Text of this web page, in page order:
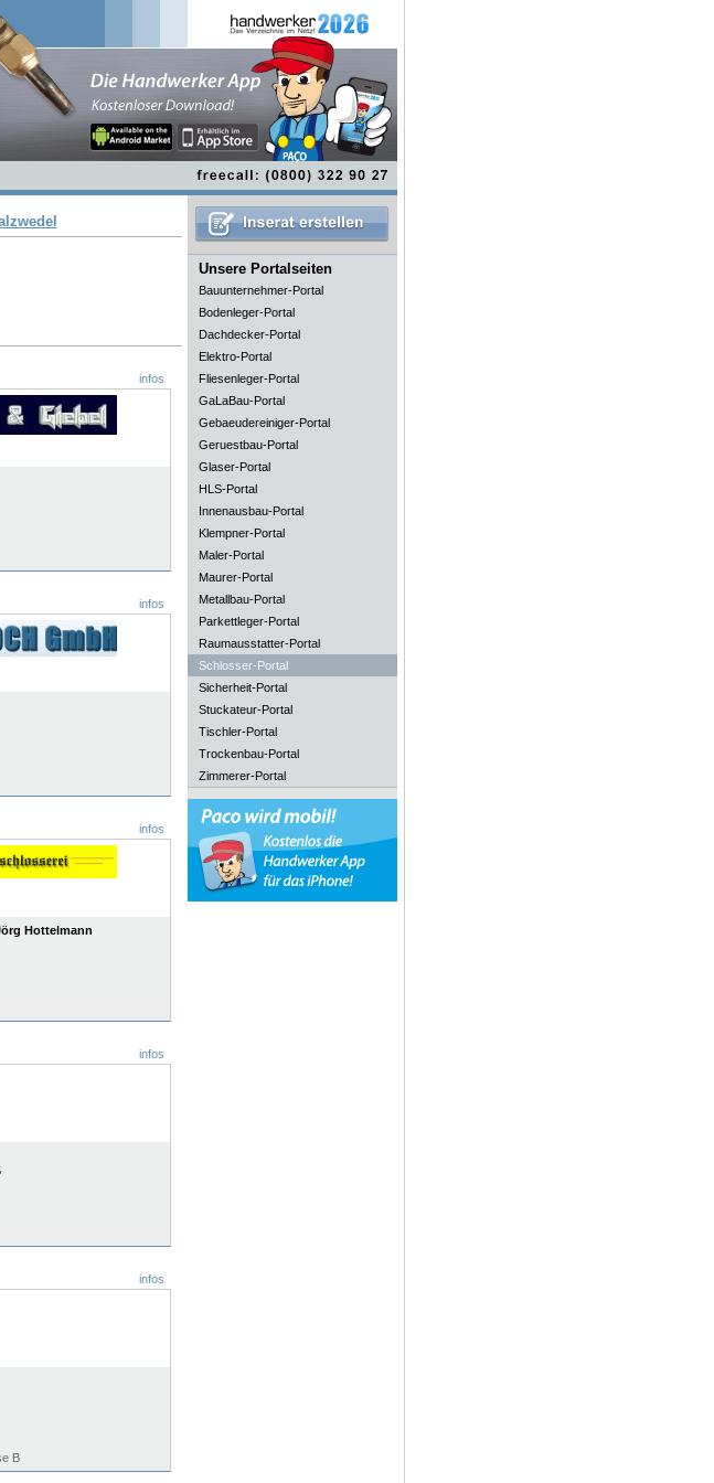
infos
infos
infos
Hottelmann
infos
infos
B
Unsere Portalseiten
Bauunternehmer-Portal
Bodenleger-Portal
Dachdecker-Portal
Elektro-Portal
Fliesenleger-Portal
GaLaBau-Portal
Gebaeudereiniger-Portal
Geruestbau-Portal
Glaser-Portal
HLS-Portal
Innenausbau-Portal
Klempner-Portal
Maler-Portal
Maurer-Portal
Metallbau-Portal
Parkettleger-Portal
Raumausstatter-Portal
Schlosser-Portal
Sicherheit-Portal
Stuckateur-Portal
Tischler-Portal
Trockenbau-Portal
Zimmerer-Portal